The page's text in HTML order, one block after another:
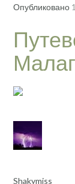
Опубликовано
Shakymiss